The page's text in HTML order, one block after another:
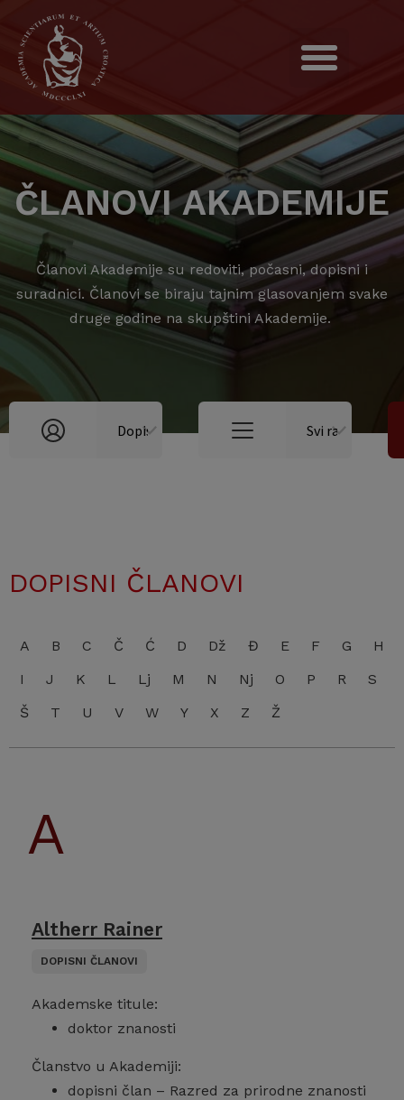
ČLANOVI AKADEMIJE
Članovi Akademije su redoviti, počasni, dopisni i
suradnici. Članovi se biraju tajnim glasovanjem svake
druge godine na skupštini Akademije.
DOPISNI ČLANOVI
A B C Č Ć D Dž Đ E F G
H
I
J K L Lj M N Nj O P R
S
Š
T U V W Y X Z Ž
Altherr Rainer
DOPISNI ČLANOVI
Akademske titule:
doktor znanosti
Članstvo u Akademiji:
dopisni član – Razred za prirodne znanosti